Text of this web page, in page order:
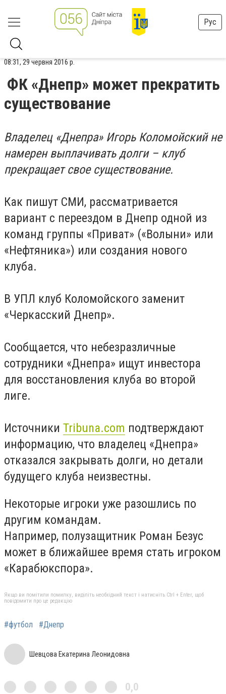
Рус
08:31, 29 червня 2016 р.
ФК «Днепр» может прекратить
существование
Владелец «Днепра» Игорь Коломойский не
намерен выплачивать долги – клуб
прекращает свое существование.
Как пишут СМИ, рассматривается
вариант с переездом в Днепр одной из
команд группы «Приват» («Волыни» или
«Нефтяника») или создания нового
клуба.
В УПЛ клуб Коломойского заменит
«Черкасский Днепр».
Сообщается, что небезразличные
сотрудники «Днепра» ищут инвестора
для восстановления клуба во второй
лиге.
Источники Tribuna.com подтверждают
информацию, что владелец «Днепра»
отказался закрывать долги, но детали
будущего клуба неизвестны.
Некоторые игроки уже разошлись по
другим командам.
Например, полузащитник Роман Безус
может в ближайшее время стать игроком
«Карабюкспора».
Якщо ви помітили помилку, виділіть необхідний текст і натисніть Ctrl + Enter, щоб
повідомити про це редакцію
#футбол #Днепр
Шевцова Екатерина Леонидовна
0,0